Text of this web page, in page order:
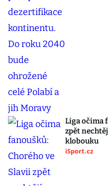
Liga očima
zpět
klobouku
iSport.cz